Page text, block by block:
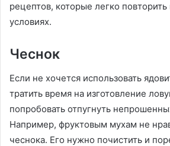
рецептов, которые легко
условиях.
Чеснок
Если не хочется использовать
тратить время на изготовление
попробовать отпугнуть
Например, фруктовым мухам не
чеснока. Его нужно почистить и